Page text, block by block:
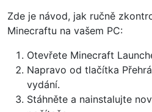
Zde je návod, jak ručně
Minecraftu na vašem PC:
Otevřete Minecraft
Napravo od tlačítka
vydání.
Stáhněte a nainstalujte